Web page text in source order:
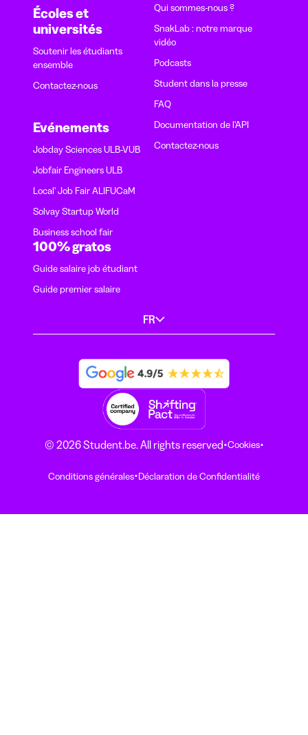
Écoles et
universités
Soutenir les étudiants
ensemble
Contactez-nous
Evénements
Jobday Sciences ULB-VUB
Jobfair Engineers ULB
Local' Job Fair ALIFUCaM
Solvay Startup World
Business school fair
Qui sommes-nous ?
SnakLab : notre marque
vidéo
Podcasts
Student dans la presse
FAQ
Documentation de l'API
Contactez-nous
100% gratos
Guide salaire job étudiant
Guide premier salaire
FR
© 2026 Student.be. All rights reserved·Cookies·
Conditions générales·Déclaration de Confidentialité